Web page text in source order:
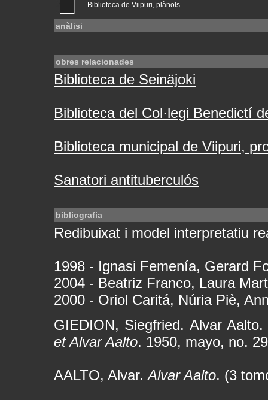
Biblioteca de Viipuri, plànols
anàlisi
obres relacionades
Biblioteca de Seinäjoki
Biblioteca del Col·legi Benedictí
Biblioteca municipal de Viipuri,
Sanatori antituberculós
bibliografia
Redibuixat i model interpretatiu
1998 - Ignasi Femenía, Gerard
2004 - Beatriz Franco, Laura
2000 - Oriol Caritá, Núria Piè,
GIEDION, Siegfried. Alvar
et Alvar Aalto. 1950, mayo, no.
AALTO, Alvar.Alvar Aalto. (3